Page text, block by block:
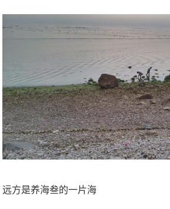
远方是养海叁的一片海